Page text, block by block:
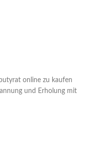
online zu kaufen
und Erholung mit